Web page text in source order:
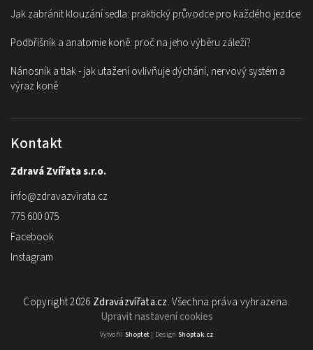
Jak zabránit klouzání sedla: praktický průvodce pro každého jezdce
Podbřišník a anatomie koně: proč na jeho výběru záleží?
Nánosník a tlak - jak utažení ovlivňuje dýchání, nervový systém a
výraz koně
Kontakt
Zdravá Zvířata s.r.o.
info@zdravazvirata.cz
775 600 075
Facebook
Instagram
Copyright 2026 Zdravázvířata.cz. Všechna práva vyhrazena.
Upravit nastavení cookies
Vytvořil Shoptet| Design Shoptak.cz